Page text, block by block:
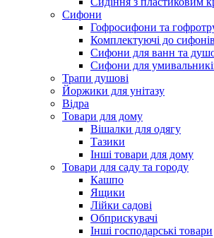
Сифони
Гофросифони та
Комплектуючі до сифонів
Сифони для ванн та
Сифони для
Трапи душові
Йоржики для унітазу
Відра
Товари для дому
Вішалки для одягу
Тазики
Інші товари для дому
Товари для саду та городу
Кашпо
Ящики
Лійки садові
Обприскувачі
Інші господарські товари